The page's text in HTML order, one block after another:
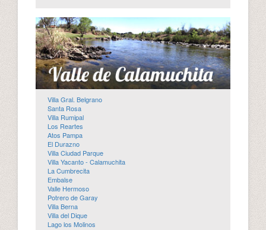
Villa Gral. Belgrano
Santa Rosa
Villa Rumipal
Los Reartes
Atos Pampa
El Durazno
Villa Ciudad Parque
Villa Yacanto - Calamuchita
La Cumbrecita
Embalse
Valle Hermoso
Potrero de Garay
Villa Berna
Villa del Dique
Lago los Molinos